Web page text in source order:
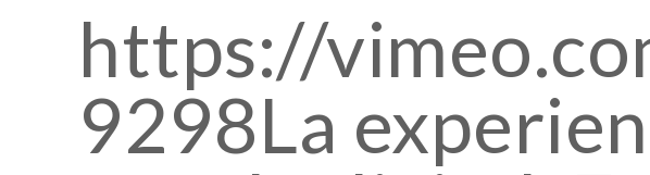
https://
9298La